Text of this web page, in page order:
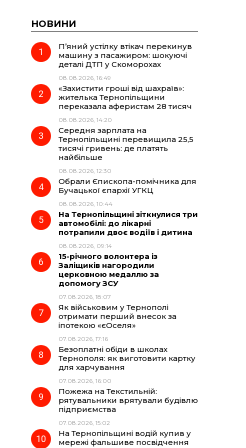
НОВИНИ
П’яний устілку втікач перекинув
машину з пасажиром: шокуючі
деталі ДТП у Скоморохах
08.08.2026, 16:49
«Захистити гроші від шахраїв»:
жителька Тернопільщини
переказала аферистам 28 тисяч
08.08.2026, 14:20
Середня зарплата на
Тернопільщині перевищила 25,5
тисячі гривень: де платять
найбільше
08.08.2026, 12:30
Обрали Єпископа-помічника для
Бучацької єпархії УГКЦ
08.08.2026, 10:44
На Тернопільщині зіткнулися три
автомобілі: до лікарні
потрапили двоє водіїв і дитина
08.08.2026, 09:14
15-річного волонтера із
Заліщиків нагородили
церковною медаллю за
допомогу ЗСУ
07.08.2026, 18:07
Як військовим у Тернополі
отримати перший внесок за
іпотекою «єОселя»
07.08.2026, 17:16
Безоплатні обіди в школах
Тернополя: як виготовити картку
для харчування
07.08.2026, 16:00
Пожежа на Текстильній:
рятувальники врятували будівлю
підприємства
07.08.2026, 15:02
На Тернопільщині водій купив у
мережі фальшиве посвідчення